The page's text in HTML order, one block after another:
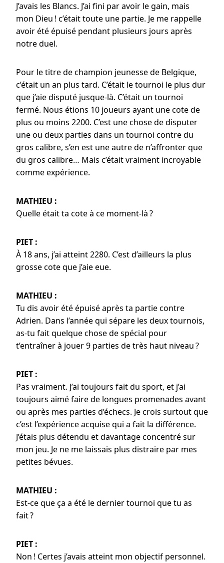
J’avais les Blancs. J’ai fini par avoir le gain, mais
mon Dieu ! c’était toute une partie. Je me rappelle
avoir été épuisé pendant plusieurs jours après
notre duel.
Pour le titre de champion jeunesse de Belgique,
c’était un an plus tard. C’était le tournoi le plus dur
que j’aie disputé jusque-là. C’était un tournoi
fermé. Nous étions 10 joueurs ayant une cote de
plus ou moins 2200. C’est une chose de disputer
une ou deux parties dans un tournoi contre du
gros calibre, s’en est une autre de n’affronter que
du gros calibre… Mais c’était vraiment incroyable
comme expérience.
MATHIEU :
Quelle était ta cote à ce moment-là ?
PIET :
À 18 ans, j’ai atteint 2280. C’est d’ailleurs la plus
grosse cote que j’aie eue.
MATHIEU :
Tu dis avoir été épuisé après ta partie contre
Adrien. Dans l’année qui sépare les deux tournois,
as-tu fait quelque chose de spécial pour
t’entraîner à jouer 9 parties de très haut niveau ?
PIET :
Pas vraiment. J’ai toujours fait du sport, et j’ai
toujours aimé faire de longues promenades avant
ou après mes parties d’échecs. Je crois surtout que
c’est l’expérience acquise qui a fait la différence.
J’étais plus détendu et davantage concentré sur
mon jeu. Je ne me laissais plus distraire par mes
petites bévues.
MATHIEU :
Est-ce que ça a été le dernier tournoi que tu as
fait ?
PIET :
Non ! Certes j’avais atteint mon objectif personnel.